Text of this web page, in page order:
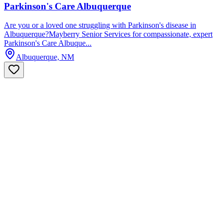
Parkinson's Care Albuquerque
Are you or a loved one struggling with Parkinson's disease in
Albuquerque?Mayberry Senior Services for compassionate, expert
Parkinson's Care Albuque...
Albuquerque, NM